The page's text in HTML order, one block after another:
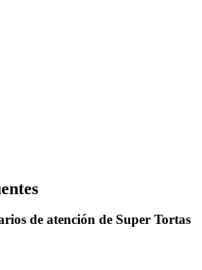
tes
de atención de Super Tortas